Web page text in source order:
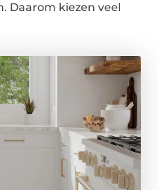
Daarom kiezen veel